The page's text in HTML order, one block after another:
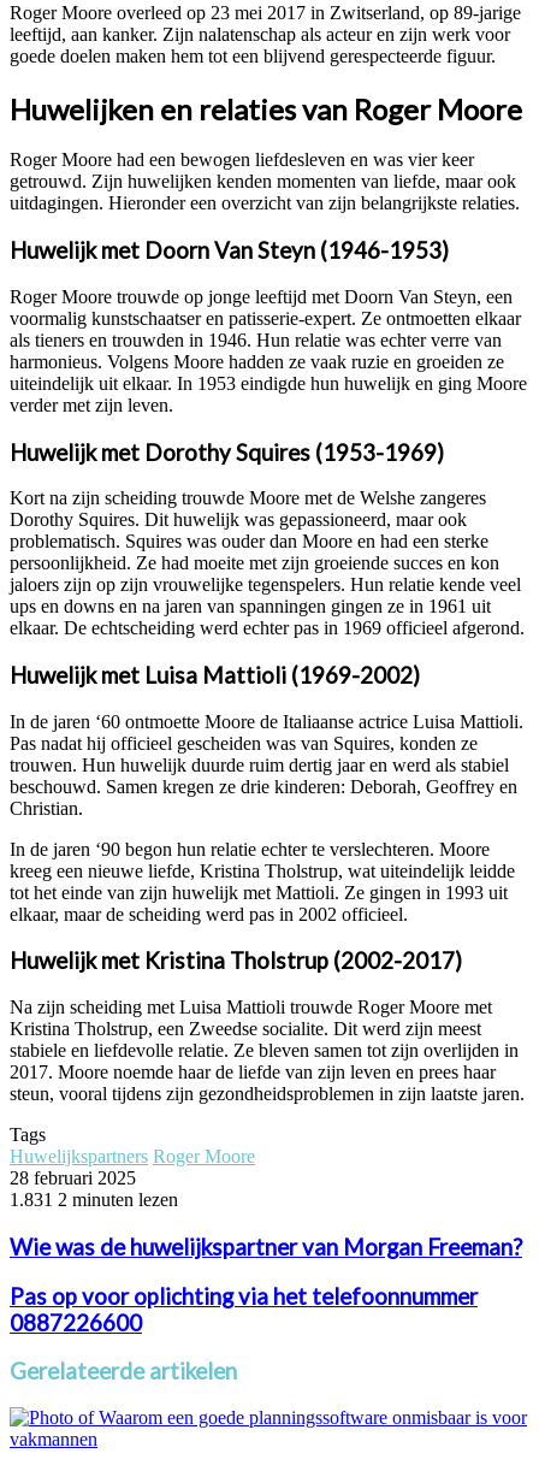
Roger Moore overleed op 23 mei 2017 in Zwitserland, op 89-jarige
leeftijd, aan kanker. Zijn nalatenschap als acteur en zijn werk voor
goede doelen maken hem tot een blijvend gerespecteerde figuur.
Huwelijken en relaties van Roger Moore
Roger Moore had een bewogen liefdesleven en was vier keer
getrouwd. Zijn huwelijken kenden momenten van liefde, maar ook
uitdagingen. Hieronder een overzicht van zijn belangrijkste relaties.
Huwelijk met Doorn Van Steyn (1946-1953)
Roger Moore trouwde op jonge leeftijd met Doorn Van Steyn, een
voormalig kunstschaatser en patisserie-expert. Ze ontmoetten elkaar
als tieners en trouwden in 1946. Hun relatie was echter verre van
harmonieus. Volgens Moore hadden ze vaak ruzie en groeiden ze
uiteindelijk uit elkaar. In 1953 eindigde hun huwelijk en ging Moore
verder met zijn leven.
Huwelijk met Dorothy Squires (1953-1969)
Kort na zijn scheiding trouwde Moore met de Welshe zangeres
Dorothy Squires. Dit huwelijk was gepassioneerd, maar ook
problematisch. Squires was ouder dan Moore en had een sterke
persoonlijkheid. Ze had moeite met zijn groeiende succes en kon
jaloers zijn op zijn vrouwelijke tegenspelers. Hun relatie kende veel
ups en downs en na jaren van spanningen gingen ze in 1961 uit
elkaar. De echtscheiding werd echter pas in 1969 officieel afgerond.
Huwelijk met Luisa Mattioli (1969-2002)
In de jaren ‘60 ontmoette Moore de Italiaanse actrice Luisa Mattioli.
Pas nadat hij officieel gescheiden was van Squires, konden ze
trouwen. Hun huwelijk duurde ruim dertig jaar en werd als stabiel
beschouwd. Samen kregen ze drie kinderen: Deborah, Geoffrey en
Christian.
In de jaren ‘90 begon hun relatie echter te verslechteren. Moore
kreeg een nieuwe liefde, Kristina Tholstrup, wat uiteindelijk leidde
tot het einde van zijn huwelijk met Mattioli. Ze gingen in 1993 uit
elkaar, maar de scheiding werd pas in 2002 officieel.
Huwelijk met Kristina Tholstrup (2002-2017)
Na zijn scheiding met Luisa Mattioli trouwde Roger Moore met
Kristina Tholstrup, een Zweedse socialite. Dit werd zijn meest
stabiele en liefdevolle relatie. Ze bleven samen tot zijn overlijden in
2017. Moore noemde haar de liefde van zijn leven en prees haar
steun, vooral tijdens zijn gezondheidsproblemen in zijn laatste jaren.
Tags
Huwelijkspartners Roger Moore
28 februari 2025
1.831 2 minuten lezen
Wie was de huwelijkspartner van Morgan Freeman?
Pas op voor oplichting via het telefoonnummer
0887226600
Gerelateerde artikelen